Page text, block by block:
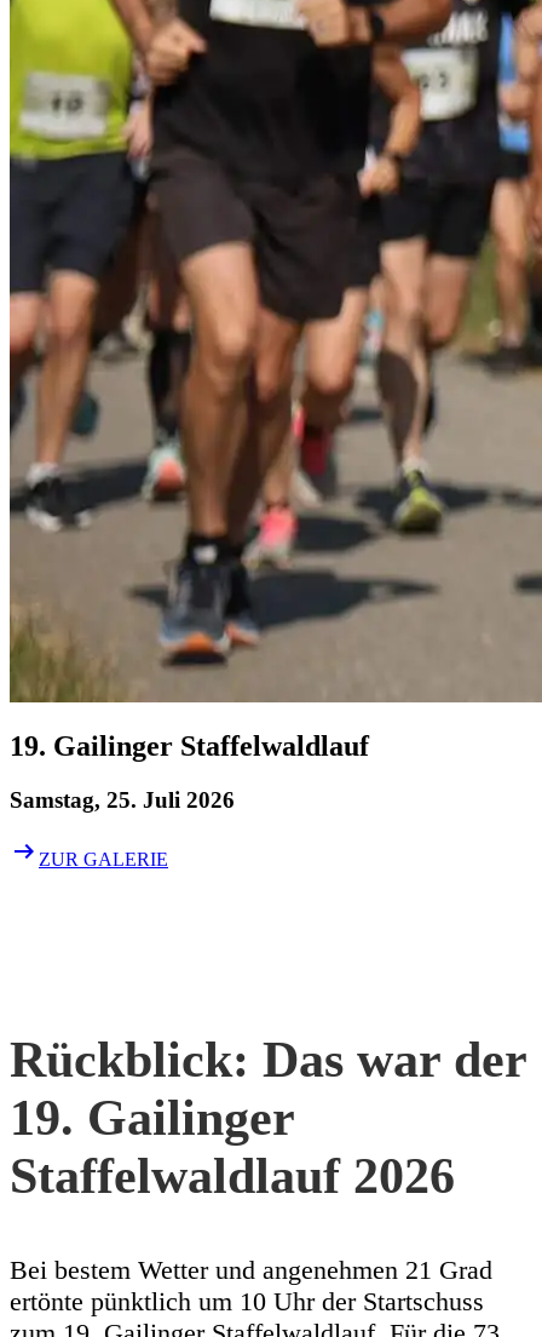
19. Gailinger Staffelwaldlauf
Samstag, 25. Juli 2026
arrow_right_alt ZUR GALERIE
Rückblick: Das war der
19. Gailinger
Staffelwaldlauf 2026
Bei bestem Wetter und angenehmen 21 Grad
ertönte pünktlich um 10 Uhr der Startschuss